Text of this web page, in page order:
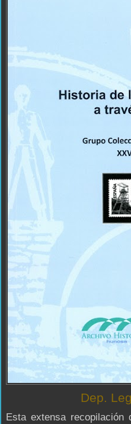
Dep.
Esta extensa recopilación